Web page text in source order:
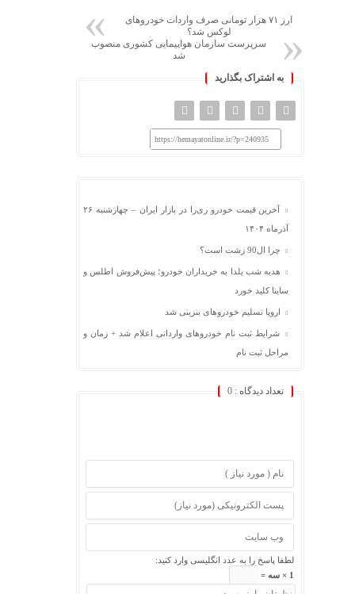
ارز ۷۱ هزار تومانی صرف واردات خودروهای
لوکس شد؟
سرپرست سازمان هواپیمایی کشوری منصوب
شد
به اشتراک بگذارید
https://hemayatonline.ir/?p=240935
آخرین قیمت خودرو ری‌را در بازار ایران – چهارشنبه ۲۶
آذرماه ۱۴۰۴
چرا ال90 زشت است؟
هدیه شب یلدا به خریداران خودرو؛ پیش‌فروش اطلس و
ساینا کلید خورد
اروپا تسلیم خودروهای بنزینی شد
شرایط ثبت نام خودروهای وارداتی اعلام شد + زمان و
مراحل ثبت نام
تعداد دیدگاه : 0
لطفا پاسخ را به عدد انگلیسی وارد کنید:
1 × سه =